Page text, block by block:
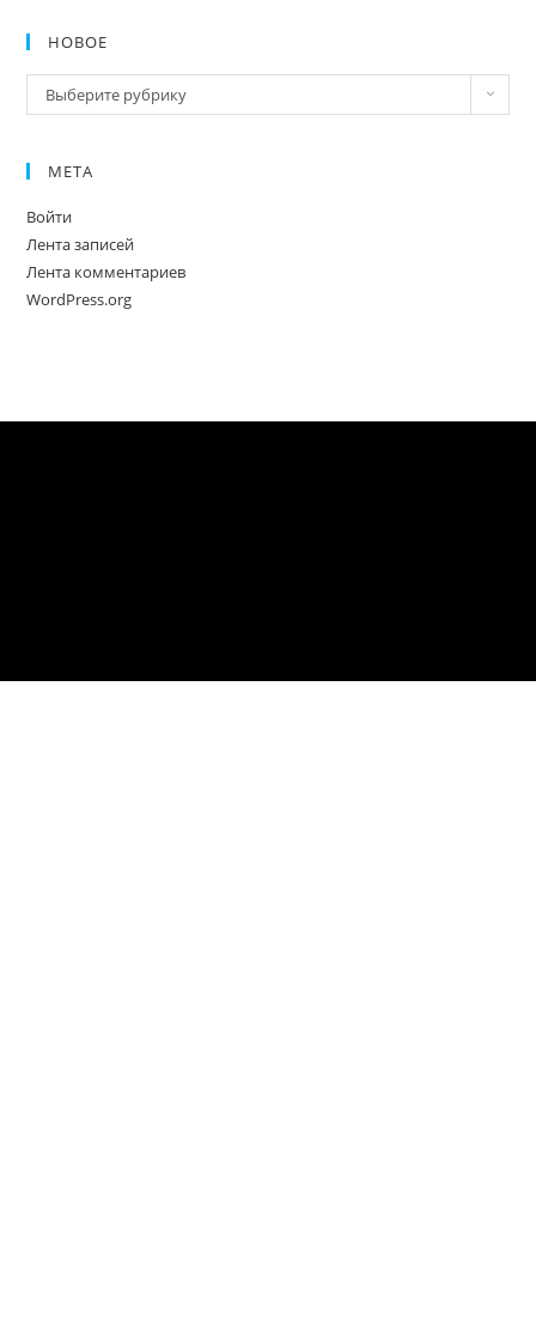
НОВОЕ
Новое
Выберите рубрику
МЕТА
Войти
Лента записей
Лента комментариев
WordPress.org